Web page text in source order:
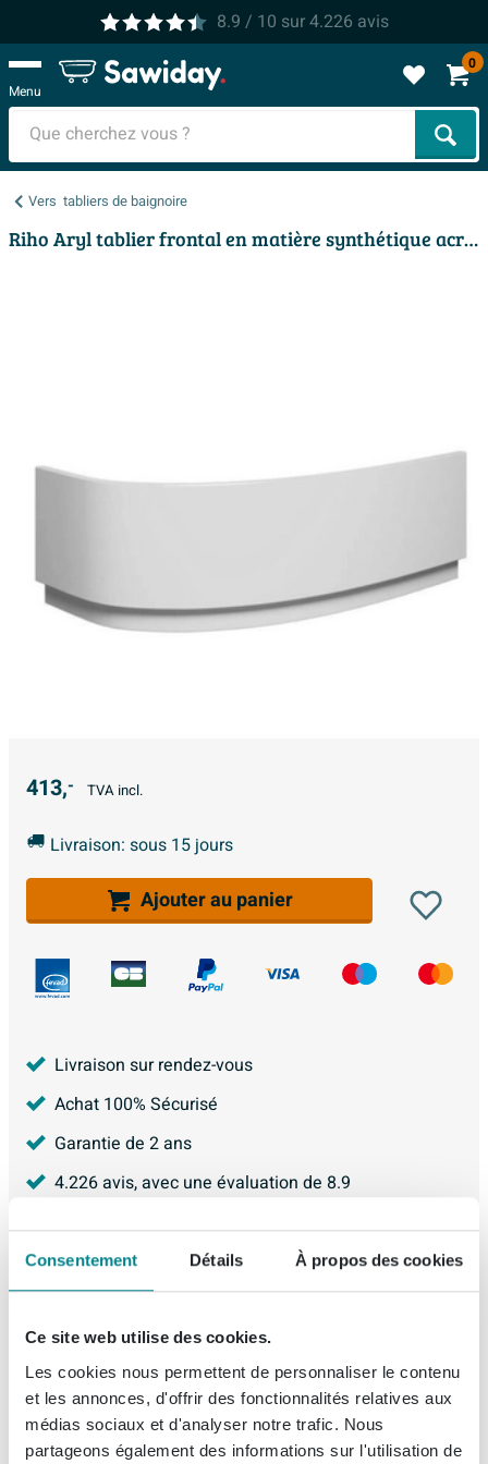
Consentement Détails À propos des cookies
Ce site web utilise des cookies.
Les cookies nous permettent de personnaliser le contenu
et les annonces, d'offrir des fonctionnalités relatives aux
médias sociaux et d'analyser notre trafic. Nous
partageons également des informations sur l'utilisation de
8.9 / 10 sur4.226 avis
Menu
0
Vers tabliers de baignoire
Riho Aryl tablier frontal en matière synthétique acrylique pour baignoire d'angle 170cm gauche blanc
413,- TVA incl.
Livraison: sous 15 jours
Ajouter au panier
Livraison sur rendez-vous
Achat 100% Sécurisé
Garantie de 2 ans
4.226avis, avec une évaluation de 8.9
Ce que nos clients achètent avec ce produit
Description
Riho Aryl tablier frontal en matière
Spécifications